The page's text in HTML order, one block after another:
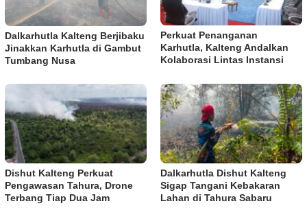
Dalkarhutla Kalteng Berjibaku
Jinakkan Karhutla di Gambut
Tumbang Nusa
Perkuat Penanganan
Karhutla, Kalteng Andalkan
Kolaborasi Lintas Instansi
Dishut Kalteng Perkuat
Pengawasan Tahura, Drone
Terbang Tiap Dua Jam
Dalkarhutla Dishut Kalteng
Sigap Tangani Kebakaran
Lahan di Tahura Sabaru